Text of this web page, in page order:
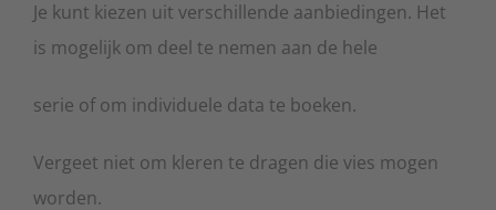
Je kunt kiezen uit verschillende aanbiedingen. Het
is mogelijk om deel te nemen aan de hele
serie of om individuele data te boeken.
Vergeet niet om kleren te dragen die vies mogen
worden.